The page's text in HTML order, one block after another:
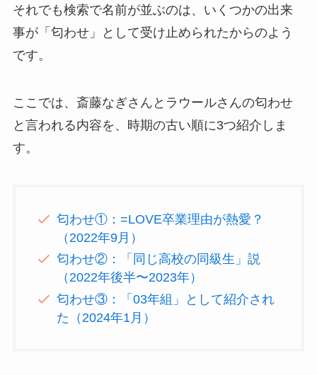
それでも検索で名前が並ぶのは、いくつかの出来
事が「匂わせ」として受け止められたからのよう
です。
ここでは、斎藤なぎさんとラウールさんの匂わせ
と言われる内容を、時期の古い順に3つ紹介しま
す。
匂わせ①：=LOVE卒業理由が熱愛？
（2022年9月）
匂わせ②：「同じ高校の同級生」説
（2022年後半〜2023年）
匂わせ③：「03年組」として紹介され
た（2024年1月）